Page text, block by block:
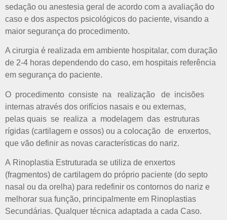
sedação ou anestesia geral de acordo com a avaliação do
caso e dos aspectos psicológicos do paciente, visando a
maior segurança do procedimento.
A cirurgia é realizada em ambiente hospitalar, com duração
de 2-4 horas dependendo do caso, em hospitais referência
em segurança do paciente.
O procedimento consiste na realização de incisões
internas através dos orifícios nasais e ou externas,
pelas quais se realiza a modelagem das estruturas
rígidas (cartilagem e ossos) ou a colocação de enxertos,
que vão definir as novas características do nariz.
A Rinoplastia Estruturada se utiliza de enxertos
(fragmentos) de cartilagem do próprio paciente (do septo
nasal ou da orelha) para redefinir os contornos do nariz e
melhorar sua função, principalmente em Rinoplastias
Secundárias. Qualquer técnica adaptada a cada Caso.